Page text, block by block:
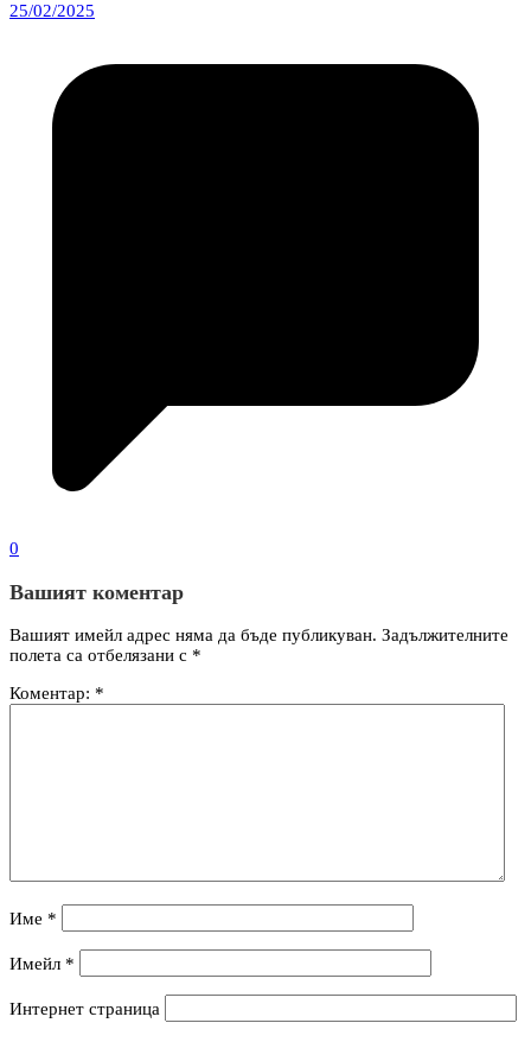
25/02/2025
0
Вашият коментар
Вашият имейл адрес няма да бъде публикуван. Задължителните
полета са отбелязани с *
Коментар: *
Име *
Имейл *
Интернет страница